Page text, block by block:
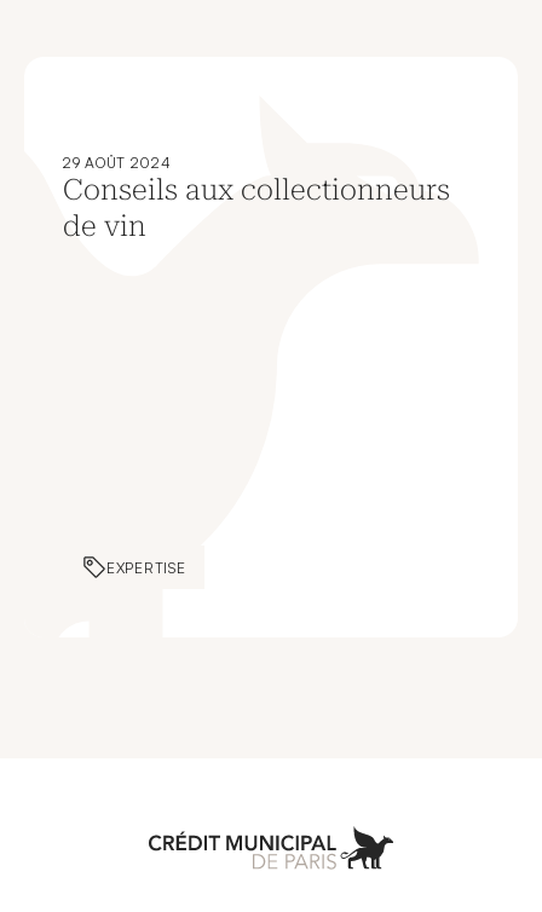
29 AOÛT 2024
Conseils aux collectionneurs
de vin
EXPERTISE